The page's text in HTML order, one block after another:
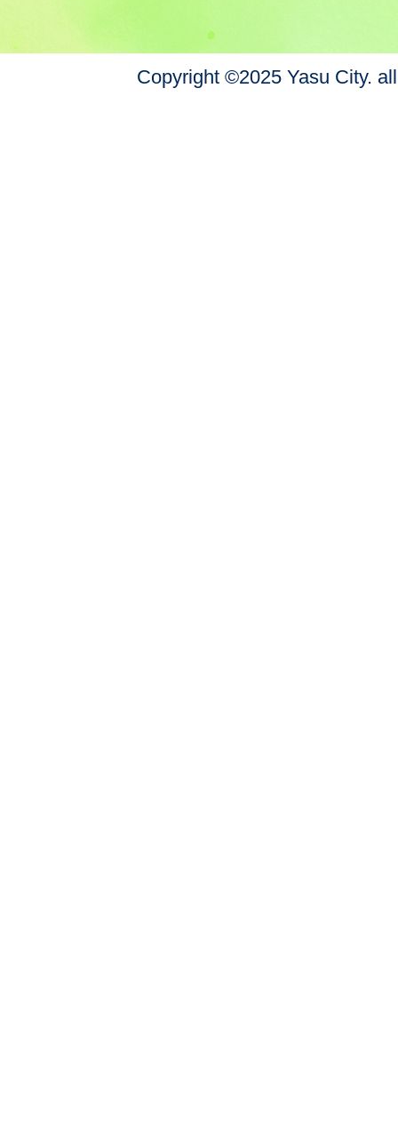
Copyright ©2025 Yasu City.